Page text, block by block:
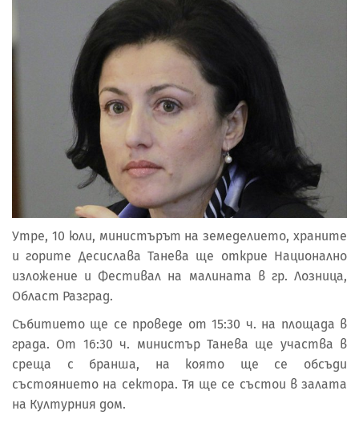
Утре, 10 юли, министърът на земеделието, храните
и горите Десислава Танева ще открие Национално
изложение и Фестивал на малината в гр. Лозница,
Област Разград.
Събитието ще се проведе от 15:30 ч. на площада в
града. От 16:30 ч. министър Танева ще участва в
среща с бранша, на която ще се обсъди
състоянието на сектора. Тя ще се състои в залата
на Културния дом.